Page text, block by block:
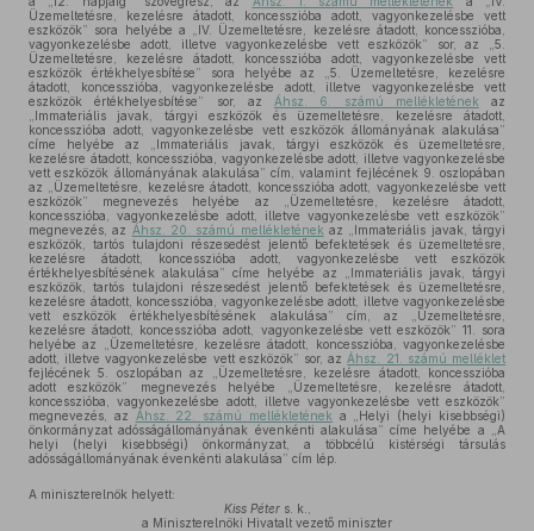
Üzemeltetésre, kezelésre átadott, koncesszióba adott, vagyonkezelésbe vett
eszközök” sora helyébe a „IV. Üzemeltetésre, kezelésre átadott, koncesszióba,
vagyonkezelésbe adott, illetve vagyonkezelésbe vett eszközök” sor, az „5.
Üzemeltetésre, kezelésre átadott, koncesszióba adott, vagyonkezelésbe vett
eszközök értékhelyesbítése” sora helyébe az „5. Üzemeltetésre, kezelésre
átadott, koncesszióba, vagyonkezelésbe adott, illetve vagyonkezelésbe vett
eszközök értékhelyesbítése” sor, az Áhsz. 6. számú mellékletének az
„Immateriális javak, tárgyi eszközök és üzemeltetésre, kezelésre átadott,
koncesszióba adott, vagyonkezelésbe vett eszközök állományának alakulása”
címe helyébe az „Immateriális javak, tárgyi eszközök és üzemeltetésre,
kezelésre átadott, koncesszióba, vagyonkezelésbe adott, illetve vagyonkezelésbe
vett eszközök állományának alakulása” cím, valamint fejlécének 9. oszlopában
az „Üzemeltetésre, kezelésre átadott, koncesszióba adott, vagyonkezelésbe vett
eszközök” megnevezés helyébe az „Üzemeltetésre, kezelésre átadott,
koncesszióba, vagyonkezelésbe adott, illetve vagyonkezelésbe vett eszközök”
megnevezés, az Áhsz. 20. számú mellékletének az „Immateriális javak, tárgyi
eszközök, tartós tulajdoni részesedést jelentő befektetések és üzemeltetésre,
kezelésre átadott, koncesszióba adott, vagyonkezelésbe vett eszközök
értékhelyesbítésének alakulása” címe helyébe az „Immateriális javak, tárgyi
eszközök, tartós tulajdoni részesedést jelentő befektetések és üzemeltetésre,
kezelésre átadott, koncesszióba, vagyonkezelésbe adott, illetve vagyonkezelésbe
vett eszközök értékhelyesbítésének alakulása” cím, az „Üzemeltetésre,
kezelésre átadott, koncesszióba adott, vagyonkezelésbe vett eszközök” 11. sora
helyébe az „Üzemeltetésre, kezelésre átadott, koncesszióba, vagyonkezelésbe
adott, illetve vagyonkezelésbe vett eszközök” sor, az Áhsz. 21. számú melléklet
fejlécének 5. oszlopában az „Üzemeltetésre, kezelésre átadott, koncesszióba
adott eszközök” megnevezés helyébe „Üzemeltetésre, kezelésre átadott,
koncesszióba, vagyonkezelésbe adott, illetve vagyonkezelésbe vett eszközök”
megnevezés, az
Áhsz. 22. számú mellékletének a „Helyi (helyi kisebbségi)
önkormányzat adósságállományának évenkénti alakulása” címe helyébe a „A
helyi (helyi kisebbségi) önkormányzat, a többcélú kistérségi társulás
adósságállományának évenkénti alakulása” cím lép.
A miniszterelnök helyett:
Kiss Péters. k.,
a Miniszterelnöki Hivatalt vezető miniszter